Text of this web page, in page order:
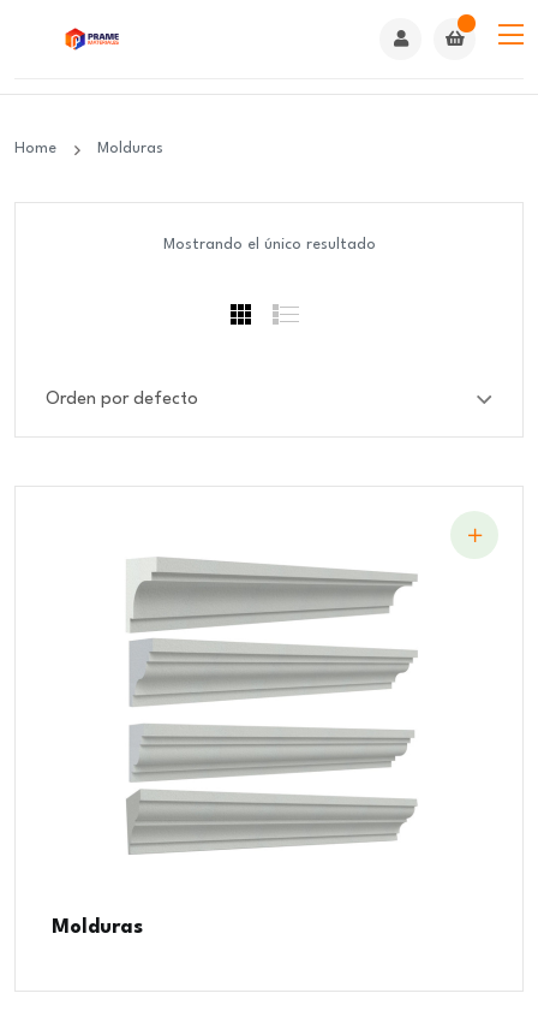
Home Molduras
Mostrando el único resultado
Molduras